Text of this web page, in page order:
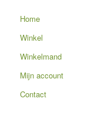
Home
Winkel
Winkelmand
Mijn account
Contact